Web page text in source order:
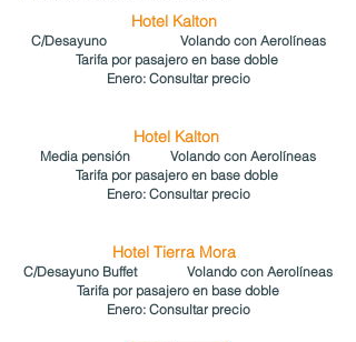
Hotel Kalton
C/Desayuno Volando con Aerolíneas
Tarifa por pasajero en base doble
Enero: Consultar precio
Hotel Kalton
Media pensión Volando con Aerolíneas
Tarifa por pasajero en base doble
Enero: Consultar precio
Hotel Tierra Mora
C/Desayuno Buffet Volando con Aerolíneas
Tarifa por pasajero en base doble
Enero: Consultar precio